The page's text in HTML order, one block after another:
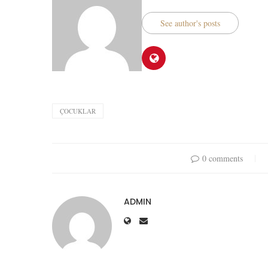
See author's posts
ÇOCUKLAR
0 comments
ADMIN